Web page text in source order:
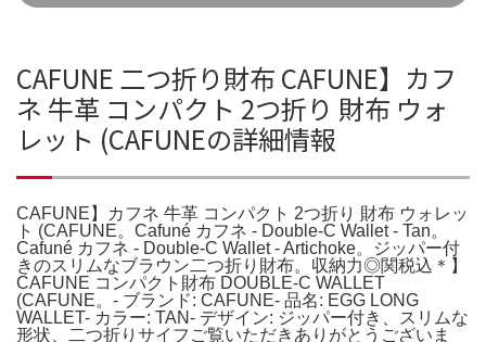
CAFUNE 二つ折り財布 CAFUNE】カフ
ネ 牛革 コンパクト 2つ折り 財布 ウォ
レット (CAFUNEの詳細情報
CAFUNE】カフネ 牛革 コンパクト 2つ折り 財布 ウォレッ
ト (CAFUNE。Cafuné カフネ - Double-C Wallet - Tan。
Cafuné カフネ - Double-C Wallet - Artichoke。ジッパー付
きのスリムなブラウン二つ折り財布。収納力◎関税込＊】
CAFUNE コンパクト財布 DOUBLE-C WALLET
(CAFUNE。- ブランド: CAFUNE- 品名: EGG LONG
WALLET- カラー: TAN- デザイン: ジッパー付き、スリムな
形状、二つ折りサイフご覧いただきありがとうございま